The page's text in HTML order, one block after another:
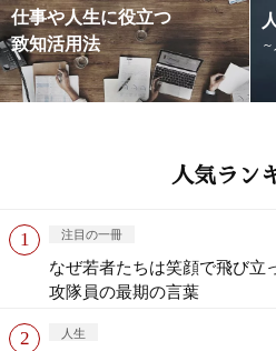
仕事や人生に役立つ
致知活用法
人気ラン
注目の一冊
なぜ若者たちは笑顔で飛び
攻隊員の最期の言葉
人生